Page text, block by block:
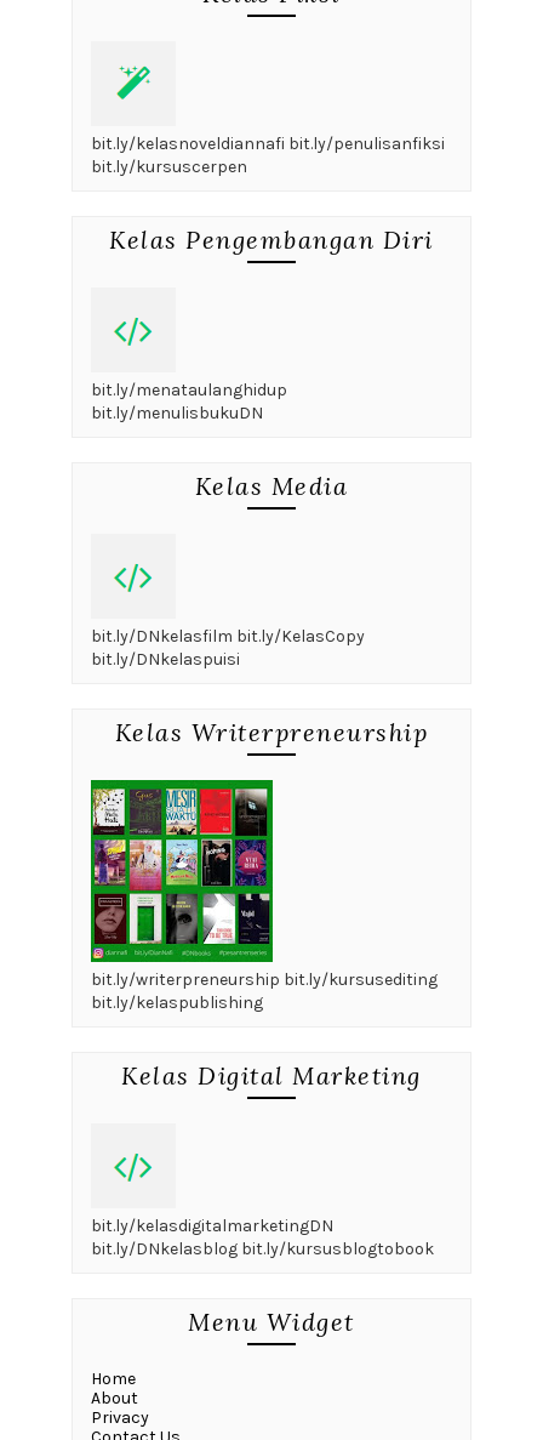
bit.ly/kelasnoveldiannafi bit.ly/penulisanfiksi
bit.ly/kursuscerpen
Kelas Pengembangan Diri
bit.ly/menataulanghidup
bit.ly/menulisbukuDN
Kelas Media
bit.ly/DNkelasfilm bit.ly/KelasCopy
bit.ly/DNkelaspuisi
Kelas Writerpreneurship
bit.ly/writerpreneurship bit.ly/kursusediting
bit.ly/kelaspublishing
Kelas Digital Marketing
bit.ly/kelasdigitalmarketingDN
bit.ly/DNkelasblog bit.ly/kursusblogtobook
Menu Widget
Home
About
Privacy